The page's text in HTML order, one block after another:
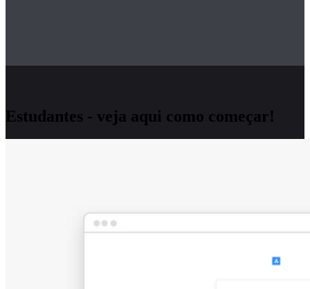
Estudantes - veja aqui como começar!